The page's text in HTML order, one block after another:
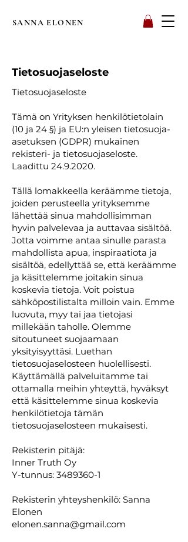
SANNA ELONEN
Tietosuojaseloste
Tietosuojaseloste
Tämä on Yrityksen henkilötietolain
(10 ja 24 §) ja EU:n yleisen tietosuoja-
asetuksen (GDPR) mukainen
rekisteri- ja tietosuojaseloste.
Laadittu 24.9.2020.
Tällä lomakkeella keräämme tietoja,
joiden perusteella yrityksemme
lähettää sinua mahdollisimman
hyvin palvelevaa ja auttavaa sisältöä.
Jotta voimme antaa sinulle parasta
mahdollista apua, inspiraatiota ja
sisältöä, edellyttää se, että keräämme
ja käsittelemme joitakin sinua
koskevia tietoja. Voit poistua
sähköpostilistalta milloin vain. Emme
luovuta, myy tai jaa tietojasi
millekään taholle. Olemme
sitoutuneet suojaamaan
yksityisyyttäsi. Luethan
tietosuojaselosteen huolellisesti.
Käyttämällä palveluitamme tai
ottamalla meihin yhteyttä, hyväksyt
että käsittelemme sinua koskevia
henkilötietoja tämän
tietosuojaselosteen mukaisesti.
Rekisterin pitäjä:
Inner Truth Oy
Y-tunnus: 3489360-1
Rekisterin yhteyshenkilö: Sanna
Elonen
elonen.sanna@gmail.com